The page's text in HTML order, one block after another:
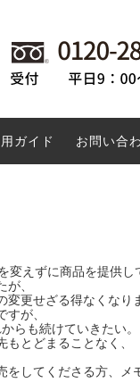
日用雑貨・
お勧めする商
米粉ドーナ
ガイド お問い合
えずに商品を提供し
、
更せざる得なくなり
が、
らも続けていきたい。
とどまることなく、
してくださる方、